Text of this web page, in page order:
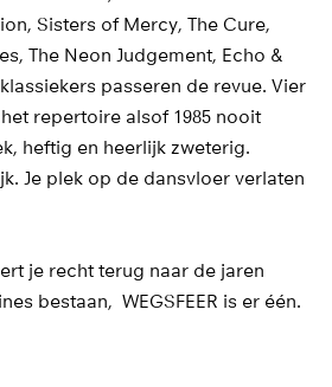
Sisters of Mercy, The Cure,
The Neon Judgement, Echo &
passeren de revue. Vier
repertoire alsof 1985 nooit
heftig en heerlijk zweterig.
Je plek op de dansvloer verlaten
je recht terug naar de jaren
bestaan, WEGSFEER is er één.